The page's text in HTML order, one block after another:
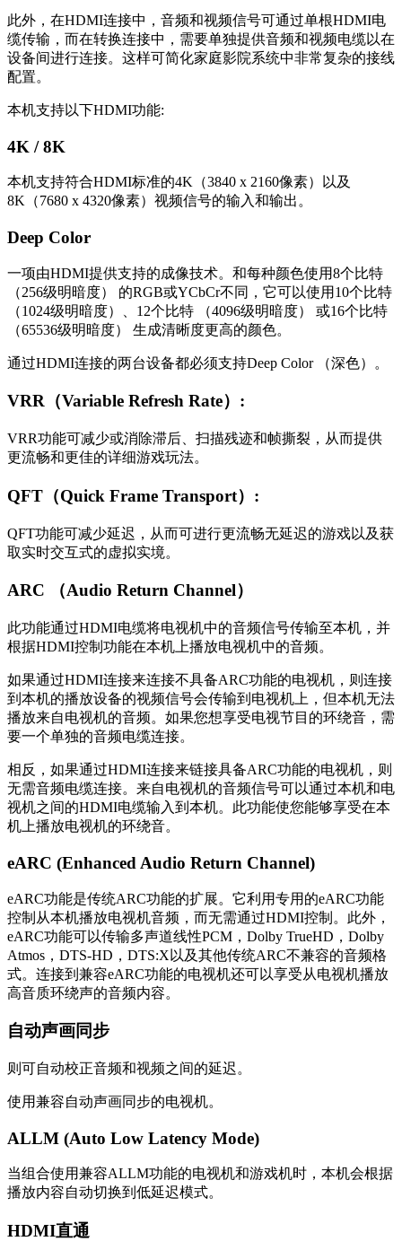
此外，在HDMI连接中，音频和视频信号可通过单根HDMI电
缆传输，而在转换连接中，需要单独提供音频和视频电缆以在
设备间进行连接。这样可简化家庭影院系统中非常复杂的接线
配置。
本机支持以下HDMI功能:
4K / 8K
本机支持符合HDMI标准的4K（3840 x 2160像素）以及
8K（7680 x 4320像素）视频信号的输入和输出。
Deep Color
一项由HDMI提供支持的成像技术。和每种颜色使用8个比特
（256级明暗度） 的RGB或YCbCr不同，它可以使用10个比特
（1024级明暗度）、12个比特 （4096级明暗度） 或16个比特
（65536级明暗度） 生成清晰度更高的颜色。
通过HDMI连接的两台设备都必须支持Deep Color （深色）。
VRR（Variable Refresh Rate）:
VRR功能可减少或消除滞后、扫描残迹和帧撕裂，从而提供
更流畅和更佳的详细游戏玩法。
QFT（Quick Frame Transport）:
QFT功能可减少延迟，从而可进行更流畅无延迟的游戏以及获
取实时交互式的虚拟实境。
ARC （Audio Return Channel）
此功能通过HDMI电缆将电视机中的音频信号传输至本机，并
根据HDMI控制功能在本机上播放电视机中的音频。
如果通过HDMI连接来连接不具备ARC功能的电视机，则连接
到本机的播放设备的视频信号会传输到电视机上，但本机无法
播放来自电视机的音频。如果您想享受电视节目的环绕音，需
要一个单独的音频电缆连接。
相反，如果通过HDMI连接来链接具备ARC功能的电视机，则
无需音频电缆连接。来自电视机的音频信号可以通过本机和电
视机之间的HDMI电缆输入到本机。此功能使您能够享受在本
机上播放电视机的环绕音。
eARC (Enhanced Audio Return Channel)
eARC功能是传统ARC功能的扩展。它利用专用的eARC功能
控制从本机播放电视机音频，而无需通过HDMI控制。此外，
eARC功能可以传输多声道线性PCM，Dolby TrueHD，Dolby
Atmos，DTS-HD，DTS:X以及其他传统ARC不兼容的音频格
式。连接到兼容eARC功能的电视机还可以享受从电视机播放
高音质环绕声的音频内容。
自动声画同步
则可自动校正音频和视频之间的延迟。
使用兼容自动声画同步的电视机。
ALLM (Auto Low Latency Mode)
当组合使用兼容ALLM功能的电视机和游戏机时，本机会根据
播放内容自动切换到低延迟模式。
HDMI直通